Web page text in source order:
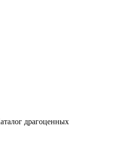
драгоценных